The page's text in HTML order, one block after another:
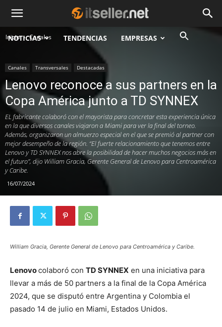
NOTICIAS TENDENCIAS EMPRESAS
Inicio Canales
Canales Transversales Destacadas
Lenovo reconoce a sus partners en la
Copa América junto a TD SYNNEX
EL fabricante colaboró con el mayorista para concretar esta experiencia única
en la que diversos canales viajaron a Miami para ver la final del torneo.
Además, organizaron un almuerzo especial en el que se premió al partner con
mejor desempeño de la región. “El fuerte relacionamiento que tenemos entre
Lenovo y TD SYNNEX nos abre la posibilidad de hacer muchos negocios más en
el futuro”, dijo William Gracia, Gerente General de Lenovo para Centroamérica
y Caribe.
16/07/2024
William Gracia, Gerente General de Lenovo para Centroamérica y Caribe.
Lenovocolaboró con TD SYNNEX en una iniciativa para
llevar a más de 50 partners a la final de la Copa América
2024, que se disputó entre Argentina y Colombia el
pasado 14 de julio en Miami, Estados Unidos.